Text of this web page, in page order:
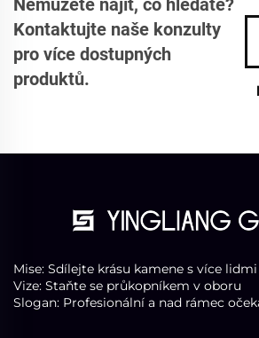
Nemůžete najít, co hledáte?
Kontaktujte naše konzulty
pro více dostupných
produktů.
Mise: Sdílejte krásu kamene s více lidmi
Vize: Staňte se průkopníkem v oboru
Slogan: Profesionální a nad rámec